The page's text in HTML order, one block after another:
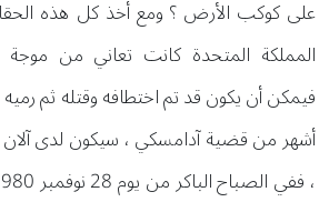
على كوكب الأرض ؟ ومع أخذ كل هذه
المملكة المتحدة كانت تعاني من موجة
فيمكن أن يكون قد تم اختطافه وقتله ثم
أشهر من قضية آدامسكي ، سيكون لدى آلان